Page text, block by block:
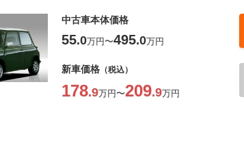
中古車本体価格
55.0万円〜495.0万円
新車価格 （税込）
178.9万円〜209.9万円